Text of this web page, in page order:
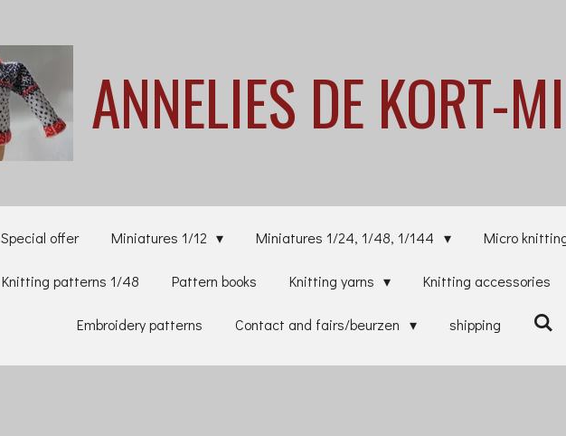
ANNELIES DE KORT-
Special offer Miniatures 1/12 Miniatures 1/24, 1/48, 1/144 Micro
Knitting patterns 1/48 Pattern books Knitting yarns Knitting accessories
Embroidery patterns Contact and fairs/beurzen shipping